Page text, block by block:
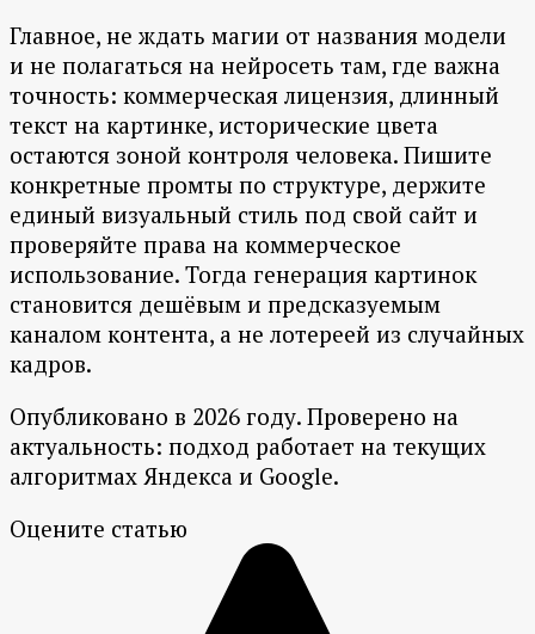
Главное, не ждать магии от названия модели
и не полагаться на нейросеть там, где важна
точность: коммерческая лицензия, длинный
текст на картинке, исторические цвета
остаются зоной контроля человека. Пишите
конкретные промты по структуре, держите
единый визуальный стиль под свой сайт и
проверяйте права на коммерческое
использование. Тогда генерация картинок
становится дешёвым и предсказуемым
каналом контента, а не лотереей из случайных
кадров.
Опубликовано в 2026 году. Проверено на
актуальность: подход работает на текущих
алгоритмах Яндекса и Google.
Оцените статью